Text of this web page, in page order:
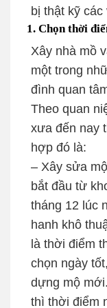
bị thật kỹ
1. Chọn thời
Xây nhà mồ
một trong
đình quan
Theo quan
xưa đến nay
hợp đó là:
– Xây sửa
bắt đầu từ
tháng 12 lúc
hanh khô
là thời điểm
chọn ngày
dựng mộ
thì thời điểm